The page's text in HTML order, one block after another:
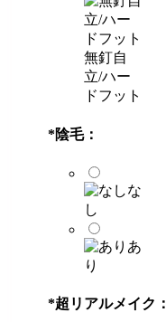
無釘自
立/ハー
ドフット
*陰毛：
な
し
あ
り
*超リアルメイク：